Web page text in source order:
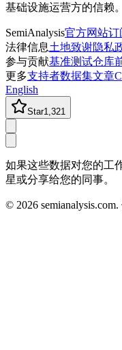
基础设施运营方的信赖。
SemiAnalysis官方网站订
法律信息土地致谢隐私
参与贡献基准测试仓库
更多支持者数据集文章
English
Star1,321
如果这些数据对您的工
星或分享给您的同事。
© 2026 semianalysis.com.